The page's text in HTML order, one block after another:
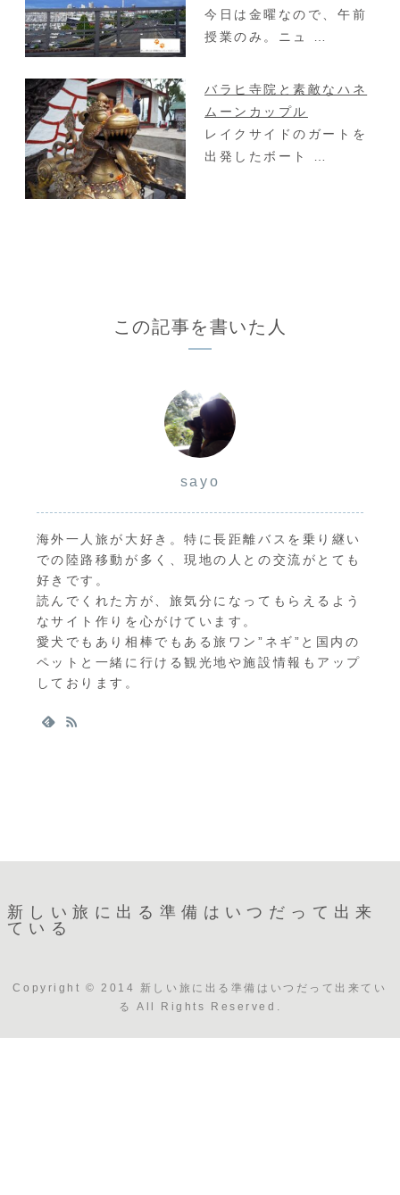
今日は金曜なので、午前
授業のみ。ニュ …
バラヒ寺院と素敵なハネ
ムーンカップル
レイクサイドのガートを
出発したボート …
この記事を書いた人
sayo
海外一人旅が大好き。特に長距離バスを乗り継い
での陸路移動が多く、現地の人との交流がとても
好きです。
読んでくれた方が、旅気分になってもらえるよう
なサイト作りを心がけています。
愛犬でもあり相棒でもある旅ワン”ネギ”と国内の
ペットと一緒に行ける観光地や施設情報もアップ
しております。
新しい旅に出る準備はいつだって出来
ている
Copyright © 2014 新しい旅に出る準備はいつだって出来てい
る All Rights Reserved.